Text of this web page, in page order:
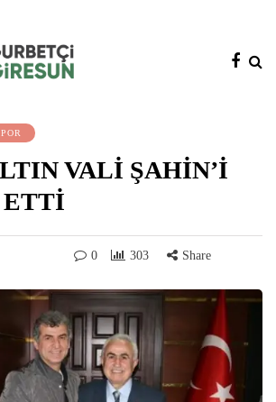
VALİ ŞAHİN’İ
ETTİ
0 303 Share